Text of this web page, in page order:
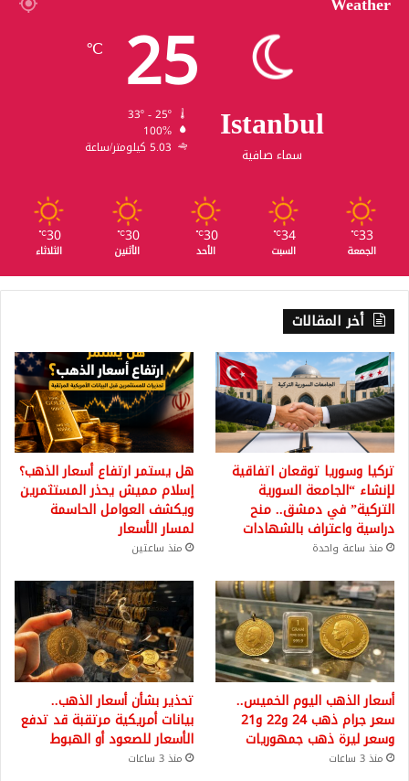
Istanbul
سماء صافية
25
℃
100%
5.03 كيلومتر/ساعة
33
℃
الجمعة
34
℃
السبت
30
℃
الأحد
30
℃
الأثنين
30
℃
الثلاثاء
أخر المقالات
تركيا وسوريا توقعان اتفاقية
لإنشاء “الجامعة السورية
التركية” في دمشق.. منح
دراسية واعتراف بالشهادات
منذ ساعة واحدة
هل يستمر ارتفاع أسعار الذهب؟
إسلام مميش يحذر المستثمرين
ويكشف العوامل الحاسمة
لمسار الأسعار
منذ ساعتين
أسعار الذهب اليوم الخميس..
سعر جرام ذهب 24 و22 و21
وسعر ليرة ذهب جمهوريات
منذ 3 ساعات
تحذير بشأن أسعار الذهب..
بيانات أمريكية مرتقبة قد تدفع
الأسعار للصعود أو الهبوط
منذ 3 ساعات